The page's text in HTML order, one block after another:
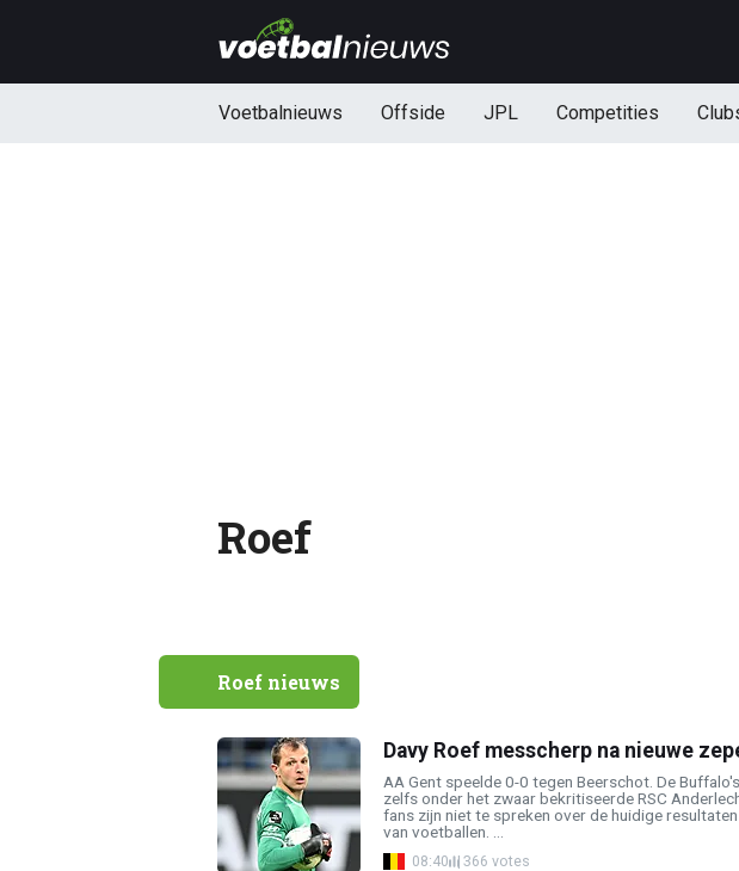
Voetbalnieuws Offside JPL Competities
Roef
Roef nieuws
Davy Roef messcherp na nieuwe
AA Gent speelde 0-0 tegen Beerschot. De
zelfs onder het zwaar bekritiseerde RSC
fans zijn niet te spreken over de huidige
van voetballen. ...
08:40 366 votes